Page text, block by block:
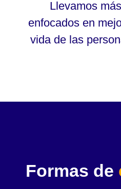
Llevamos
enfocados en
vida de las
Formas de